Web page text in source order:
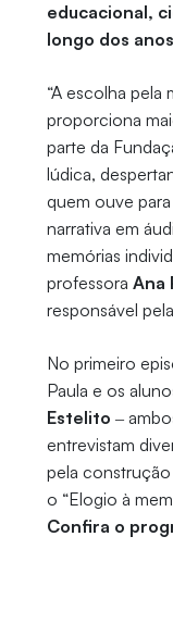
educacional,
longo dos anos
“A escolha pela
proporciona
parte da
lúdica,
quem ouve
narrativa em
memórias
professora Ana
responsável
No primeiro
Paula e os
Estelito ‒
entrevistam
pela construção
o “Elogio à
Confira o